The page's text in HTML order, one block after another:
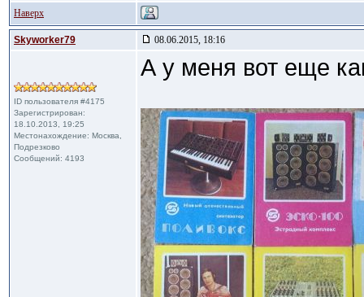
Наверх
Skyworker79 08.06.2015, 18:16
ID пользователя #4175
Зарегистрирован:
18.10.2013, 19:25
Местонахождение: Москва,
Подрезково
Сообщений: 4193
А у меня вот еще